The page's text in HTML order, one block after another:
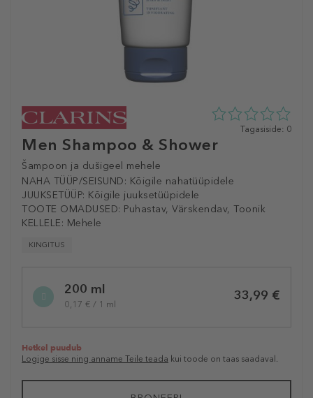
Men Shampoo & Shower
Šampoon ja dušigeel mehele
NAHA TÜÜP/SEISUND: Kõigile nahatüüpidele
JUUKSETÜÜP: Kõigile juuksetüüpidele
TOOTE OMADUSED: Puhastav, Värskendav, Toonik
KELLELE: Mehele
KINGITUS
0
Tagasiside: 0
variation200 ml
0,17 € / 1 ml
33,99 €
Hetkel puudub
Logige sisse ning anname Teile teada kui toode on taas saadaval.